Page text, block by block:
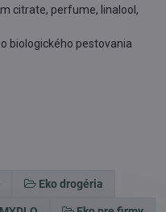
citrate, perfume, linalool,
biologického pestovania
Eko drogéria